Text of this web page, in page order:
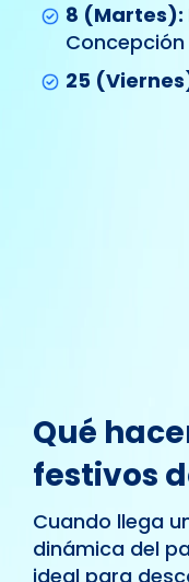
8 (Martes):
Concepción
25
Qué
festivos
Cuando llega
dinámica del
ideal para